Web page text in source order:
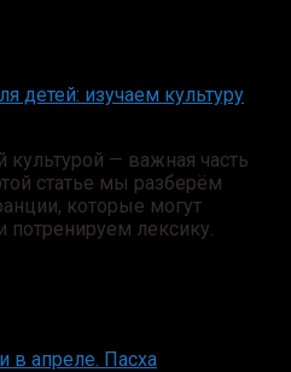
детей: изучаем культуру
культурой — важная часть
статье мы разберём
которые могут
потренируем лексику.
в апреле. Пасха